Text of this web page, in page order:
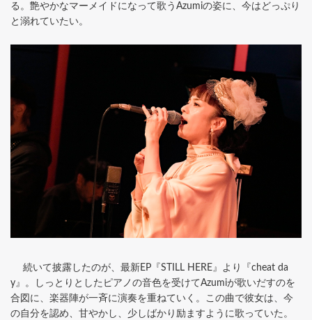
る。艶やかなマーメイドになって歌うAzumiの姿に、今はどっぷり
と溺れていたい。
続いて披露したのが、最新EP『STILL HERE』より『cheat da
y』。しっとりとしたピアノの音色を受けてAzumiが歌いだすのを
合図に、楽器陣が一斉に演奏を重ねていく。この曲で彼女は、今
の自分を認め、甘やかし、少しばかり励ますように歌っていた。